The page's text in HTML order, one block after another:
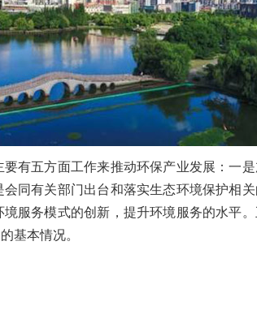
有五方面工作来推动环保产业发展：一
同有关部门出台和落实生态环境保护相
服务模式的创新，提升环境服务的水平
基本情况。